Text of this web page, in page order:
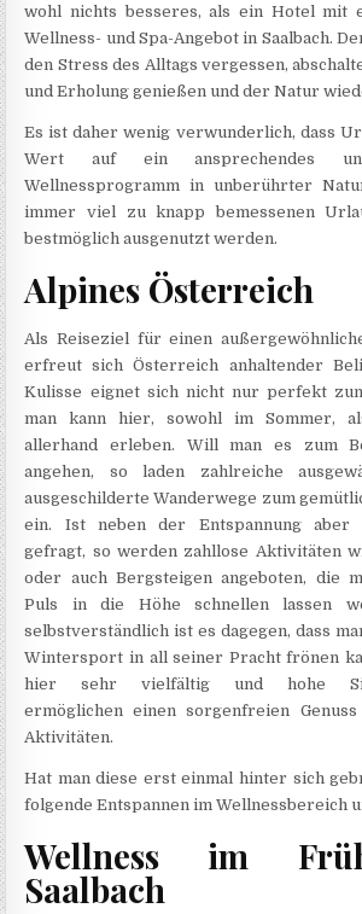
wohl nichts besseres, als ein Hotel mit
Wellness- und Spa-Angebot in Saalbach.
den Stress des Alltags vergessen,
und Erholung genießen und der Natur
Es ist daher wenig verwunderlich, dass
Wert auf ein ansprechendes
Wellnessprogramm in unberührter
immer viel zu knapp bemessenen
bestmöglich ausgenutzt werden.
Alpines Österreich
Als Reiseziel für einen
erfreut sich Österreich anhaltender
Kulisse eignet sich nicht nur perfekt
man kann hier, sowohl im Sommer,
allerhand erleben. Will man es zum
angehen, so laden zahlreiche
ausgeschilderte Wanderwege zum
ein. Ist neben der Entspannung aber
gefragt, so werden zahllose Aktivitäten
oder auch Bergsteigen angeboten, die
Puls in die Höhe schnellen lassen
selbstverständlich ist es dagegen, dass
Wintersport in all seiner Pracht frönen
hier sehr vielfältig und hohe
ermöglichen einen sorgenfreien
Aktivitäten.
Hat man diese erst einmal hinter sich
folgende Entspannen im Wellnessbereich
Wellness im
Saalbach